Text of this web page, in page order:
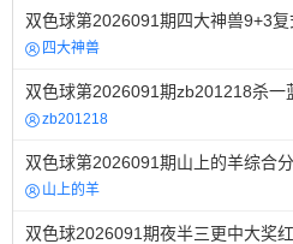
双色球第2026091期四大神兽9+3复
四大神兽
双色球第2026091期zb201218杀一
zb201218
双色球第2026091期山上的羊综合
山上的羊
双色球2026091期夜半三更中大奖